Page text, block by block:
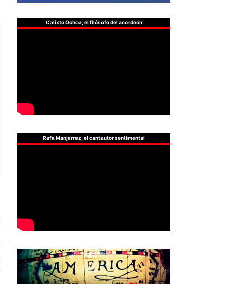
Calixto Ochoa, el filósofo del acordeón
Rafa Manjarrez, el cantautor sentimental